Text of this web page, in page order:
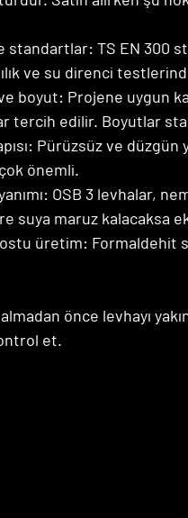
standartlar: TS EN 300
ve su direnci
boyut: Projene uygun
tercih edilir. Boyutlar
Pürüzsüz ve düzgün
önemli.
OSB 3 levhalar,
suya maruz kalacaksa
üretim: Formaldehit
önce levhayı
et.